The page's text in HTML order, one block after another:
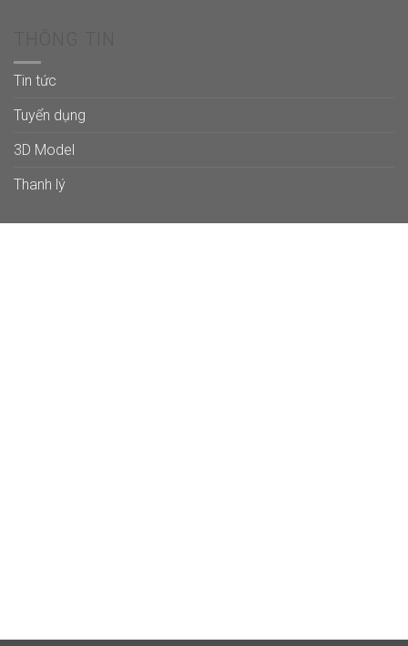
Tin tức
Tuyển dụng
3D Model
Thanh lý